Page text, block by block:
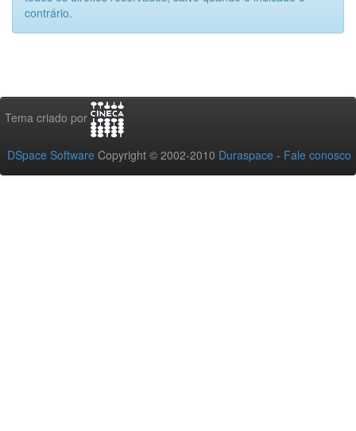
contrário.
Tema criado por
DSpace Software Copyright © 2002-2010 Duraspace - Fale conosco